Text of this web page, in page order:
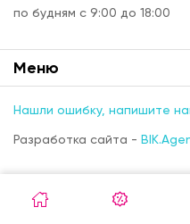
по будням с 9:00 до 18:00
Меню
Нашли ошибку, напишите
Разработка сайта -